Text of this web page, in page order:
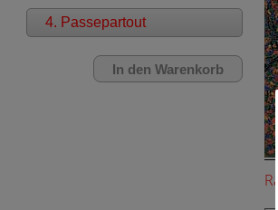
4. Passepartout